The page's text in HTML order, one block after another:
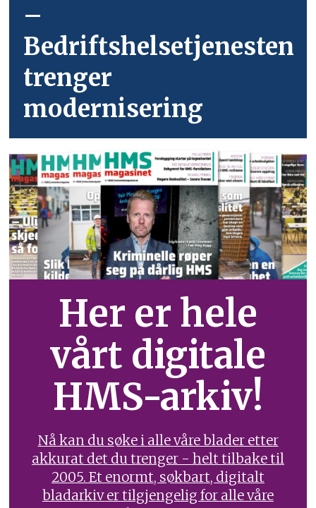
–
Bedriftshelsetjenesten
trenger
modernisering
Her er hele
vårt digitale
HMS-arkiv!
Nå kan du søke i alle våre blader etter
akkurat det du trenger - helt tilbake til
2005. Et enormt, søkbart, digitalt
bladarkiv er tilgjengelig for alle våre